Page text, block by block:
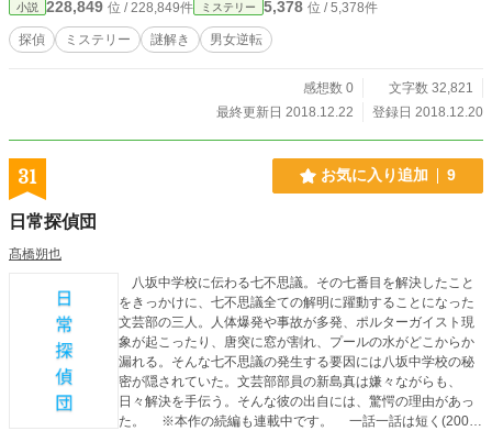
小説 228,849 位 / 228,849件 ミステリー 5,378 位 / 5,378件
探偵 ミステリー 謎解き 男女逆転
感想数 0
文字数 32,821
最終更新日 2018.12.22
登録日 2018.12.20
31 お気に入り追加 9
日常探偵団
髙橋朔也
八坂中学校に伝わる七不思議。その七番目を解決したこと
をきっかけに、七不思議全ての解明に躍動することになった
文芸部の三人。人体爆発や事故が多発、ポルターガイスト現
象が起こったり、唐突に窓が割れ、プールの水がどこからか
漏れる。そんな七不思議の発生する要因には八坂中学校の秘
密が隠されていた。文芸部部員の新島真は嫌々ながらも、
日々解決を手伝う。そんな彼の出自には、驚愕の理由があっ
た。 ※本作の続編も連載中です。 一話一話は短く(2000